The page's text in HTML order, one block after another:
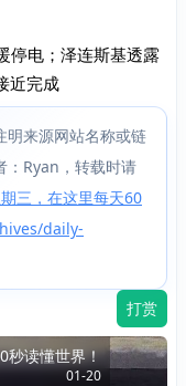
停电；泽连斯基透露
近完成
明来源网站名称或链
：Ryan，转载时请
三，在这里每天60
daily-
打赏
秒读懂世界！
01-20